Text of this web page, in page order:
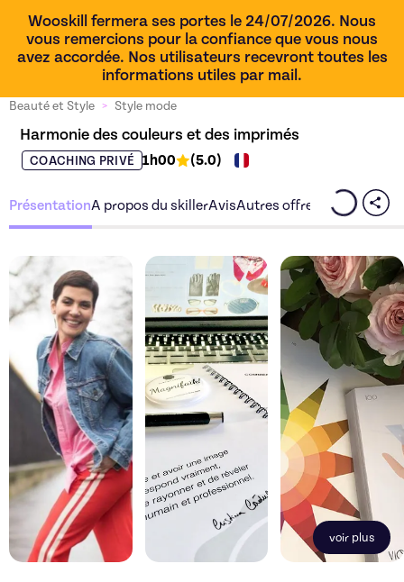
Wooskill fermera ses portes le 24/07/2026. Nous
vous remercions pour la confiance que vous nous
avez accordée. Nos utilisateurs recevront toutes les
informations utiles par mail.
Beauté et Style > Style mode
Harmonie des couleurs et des imprimés
COACHING PRIVÉ 1h00 (5.0)
PrésentationA propos du skillerAvisAutres offres du skiller
Découvrez l'offreHarmonie des couleurs
Découvrez l'offre
voir plus